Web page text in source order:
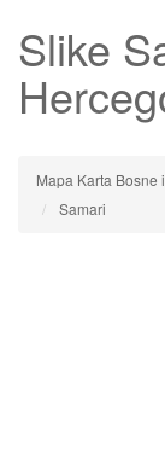
Slike
Mapa Karta
Samari